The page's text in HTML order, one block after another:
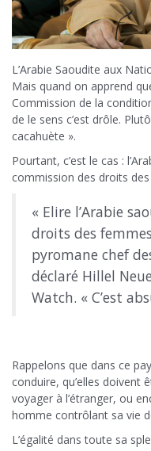
L’Arabie Saoudite aux
Mais quand on apprend
Commission de la
de le sens c’est drôle.
cacahuète ».
Pourtant, c’est le cas :
commission des droits
« Elire l’Arabie
droits des
pyromane chef
déclaré Hillel
Watch. « C’est
Rappelons que dans ce
conduire, qu’elles doivent
voyager à l’étranger, ou
homme contrôlant sa vie
L’égalité dans toute sa